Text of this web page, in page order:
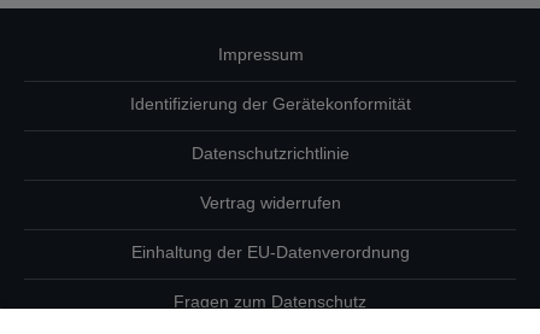
Impressum
Identifizierung der Gerätekonformität
Datenschutzrichtlinie
Vertrag widerrufen
Einhaltung der EU-Datenverordnung
Fragen zum Datenschutz